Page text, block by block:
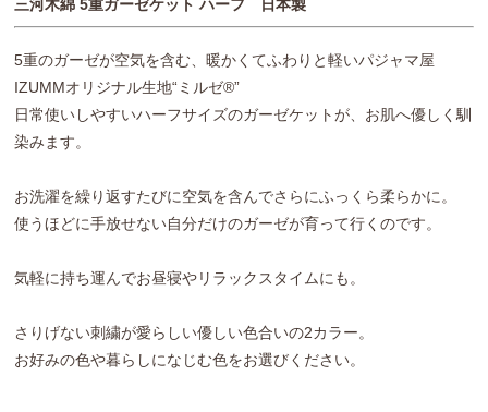
三河木綿 5重ガーゼケット ハーフ 日本製
5重のガーゼが空気を含む、暖かくてふわりと軽いパジャマ屋
IZUMMオリジナル生地“ミルゼ®”
日常使いしやすいハーフサイズのガーゼケットが、お肌へ優しく馴
染みます。
お洗濯を繰り返すたびに空気を含んでさらにふっくら柔らかに。
使うほどに手放せない自分だけのガーゼが育って行くのです。
気軽に持ち運んでお昼寝やリラックスタイムにも。
さりげない刺繍が愛らしい優しい色合いの2カラー。
お好みの色や暮らしになじむ色をお選びください。